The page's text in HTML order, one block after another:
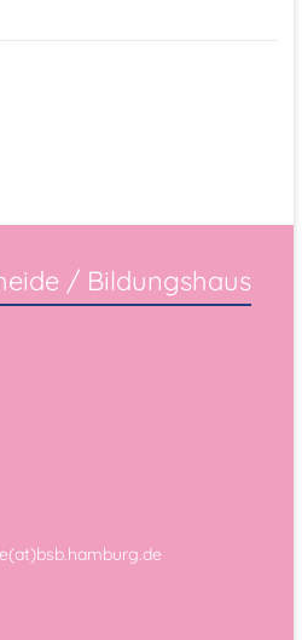
/ Bildungshaus